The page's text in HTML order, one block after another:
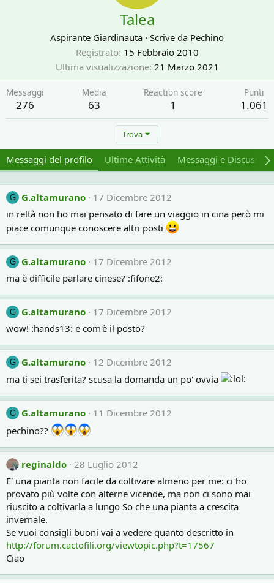
Talea
Aspirante Giardinauta · Scrive da Pechino
Registrato 15 Febbraio 2010
Ultima visualizzazione 21 Marzo 2021
Messaggi
276
Media
63
Reaction score
1
Punti
1.061
Trova
Messaggi del profilo Ultime Attività Messaggi e
G G.altamurano
17 Dicembre 2012
in reltà non ho mai pensato di fare un viaggio in cina però mi
piace comunque conoscere altri posti
G G.altamurano
17 Dicembre 2012
ma è difficile parlare cinese? :fifone2:
G G.altamurano
17 Dicembre 2012
wow! :hands13: e com'è il posto?
G G.altamurano
12 Dicembre 2012
ma ti sei trasferita? scusa la domanda un po' ovvia
G G.altamurano
11 Dicembre 2012
pechino??
reginaldo 28 Luglio 2012
E' una pianta non facile da coltivare almeno per me: ci ho
provato più volte con alterne vicende, ma non ci sono mai
riuscito a coltivarla a lungo So che una pianta a crescita
invernale.
Se vuoi consigli buoni vai a vedere quanto descritto in
http://forum.cactofili.org/viewtopic.php?t=17567
Ciao